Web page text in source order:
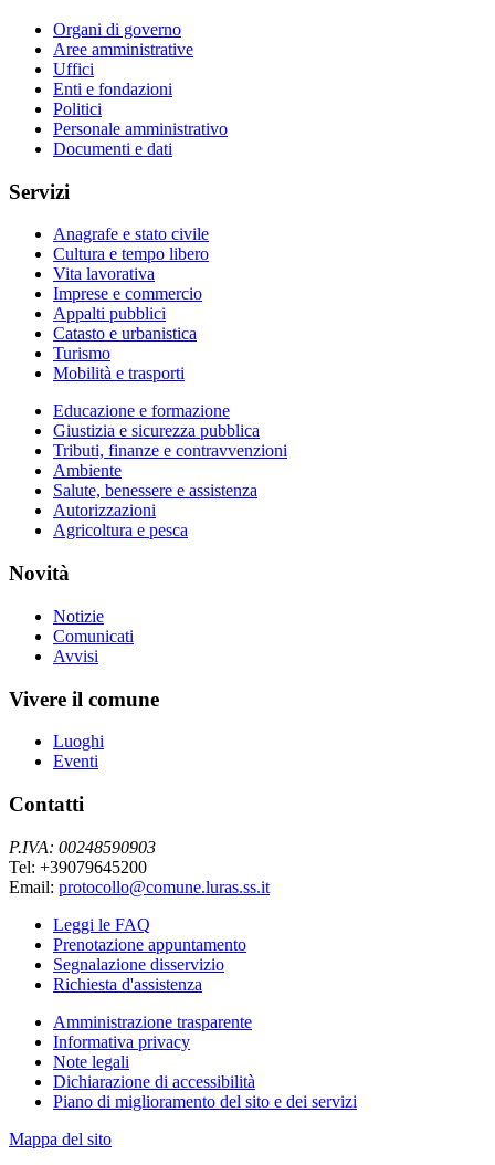
Organi di governo
Aree amministrative
Uffici
Enti e fondazioni
Politici
Personale amministrativo
Documenti e dati
Servizi
Anagrafe e stato civile
Cultura e tempo libero
Vita lavorativa
Imprese e commercio
Appalti pubblici
Catasto e urbanistica
Turismo
Mobilità e trasporti
Educazione e formazione
Giustizia e sicurezza pubblica
Tributi, finanze e contravvenzioni
Ambiente
Salute, benessere e assistenza
Autorizzazioni
Agricoltura e pesca
Novità
Notizie
Comunicati
Avvisi
Vivere il comune
Luoghi
Eventi
Contatti
P.IVA: 00248590903
Tel: +39079645200
Email: protocollo@comune.luras.ss.it
Leggi le FAQ
Prenotazione appuntamento
Segnalazione disservizio
Richiesta d'assistenza
Amministrazione trasparente
Informativa privacy
Note legali
Dichiarazione di accessibilità
Piano di miglioramento del sito e dei servizi
Mappa del sito